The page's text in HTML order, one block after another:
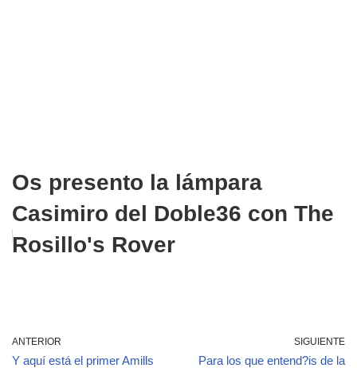
Os presento la lámpara
Casimiro del Doble36 con The
Rosillo's Rover
ANTERIOR
Y aquí está el primer Amills
SIGUIENTE
Para los que entend?is de la